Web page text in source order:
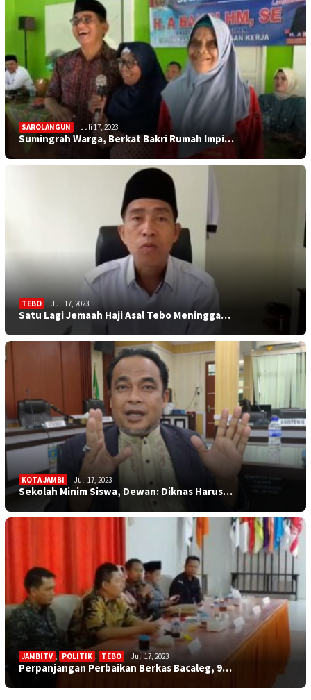
SAROLANGUN Juli 17, 2023
Sumingrah Warga, Berkat Bakri Rumah Impi…
TEBO Juli 17, 2023
Satu Lagi Jemaah Haji Asal Tebo Meningga…
KOTA JAMBI Juli 17, 2023
Sekolah Minim Siswa, Dewan: Diknas Harus…
JAMBITV , POLITIK TEBO Juli 17, 2023
Perpanjangan Perbaikan Berkas Bacaleg, 9…